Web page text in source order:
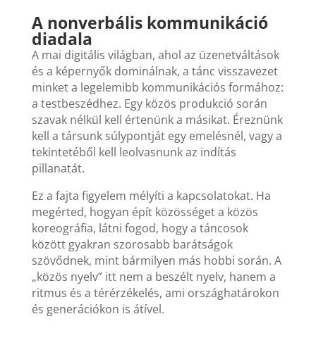
A nonverbális kommunikáció
diadala
A mai digitális világban, ahol az üzenetváltások
és a képernyők dominálnak, a tánc visszavezet
minket a legelemibb kommunikációs formához:
a testbeszédhez. Egy közös produkció során
szavak nélkül kell értenünk a másikat. Éreznünk
kell a társunk súlypontját egy emelésnél, vagy a
tekintetéből kell leolvasnunk az indítás
pillanatát.
Ez a fajta figyelem mélyíti a kapcsolatokat. Ha
megérted, hogyan épít közösséget a közös
koreográfia, látni fogod, hogy a táncosok
között gyakran szorosabb barátságok
szövődnek, mint bármilyen más hobbi során. A
„közös nyelv” itt nem a beszélt nyelv, hanem a
ritmus és a térérzékelés, ami országhatárokon
és generációkon is átível.